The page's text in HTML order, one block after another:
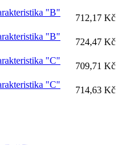
"B"
712,17 Kč
"B"
724,47 Kč
"C"
709,71 Kč
"C"
714,63 Kč